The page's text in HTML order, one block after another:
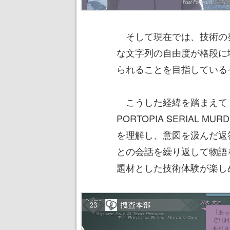
そして現在では、技術
な文字列の自由度が格段
られることを目指してい
こうした経緯を踏まえて
PORTOPIA SERIAL
を理解し、意図を汲んだ
との会話を繰り返して物
題材とした技術体験が楽